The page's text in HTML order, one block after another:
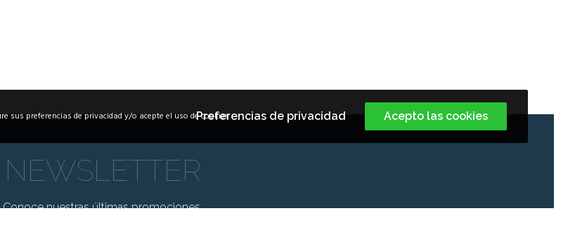
NEWSLETTER
Conoce nuestras últimas promociones.
sus preferencias de privacidad y/o acepte el uso de cookies.Preferencias de privacidad Acepto las cookies